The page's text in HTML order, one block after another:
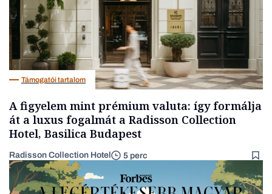
Támogatói tartalom
A figyelem mint prémium valuta: így formálja
át a luxus fogalmát a Radisson Collection
Hotel, Basilica Budapest
Radisson Collection Hotel 5 perc